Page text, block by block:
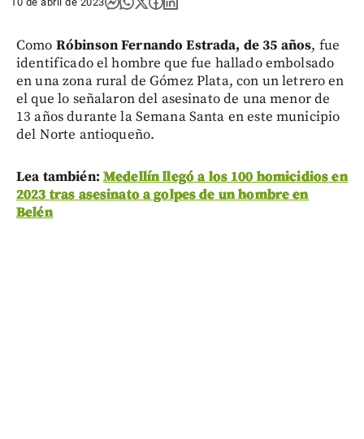
Como Róbinson Fernando Estrada, de 35 años, fue
identificado el hombre que fue hallado embolsado
en una zona rural de Gómez Plata, con un letrero en
el que lo señalaron del asesinato de una menor de
13 años durante la Semana Santa en este municipio
del Norte antioqueño.
Lea también: Medellín llegó a los 100 homicidios en
2023 tras asesinato a golpes de un hombre en
Belén